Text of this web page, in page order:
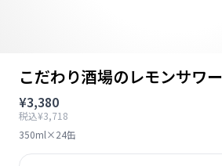
こだわり酒場のレモンサワー
¥3,380
税込¥3,718
350ml×24缶